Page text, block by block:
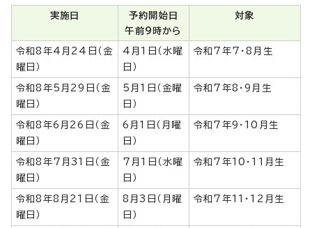
実施日
予約開始日
午前9時から
対象
令和8年4月24日（金
曜日）
4月1日（水曜
日）
令和7年7・8月生
令和8年5月29日（金
曜日）
5月1日（金曜
日）
令和7年8・9月生
令和8年6月26日（金
曜日）
6月1日（月曜
日）
令和7年9・10月生
令和8年7月31日（金
曜日）
7月1日（水曜
日）
令和7年10・11月生
令和8年8月21日（金
曜日）
8月3日（月曜
日）
令和7年11・12月生